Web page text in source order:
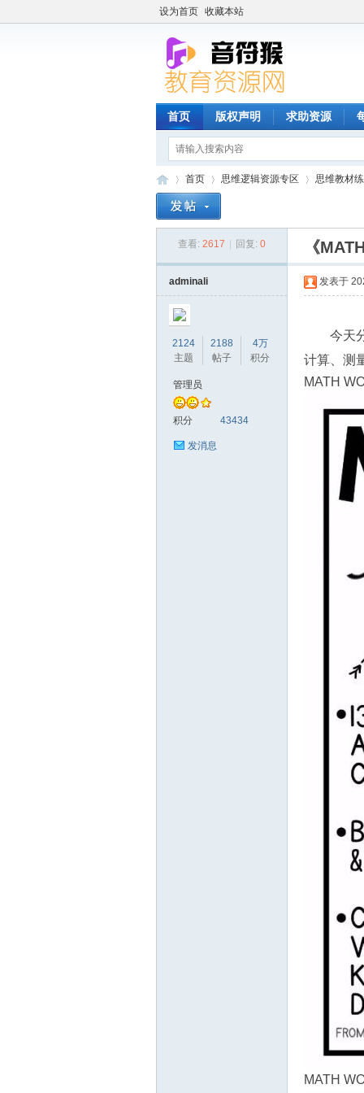
设为首页 收藏本站
首页 版权声明 求助资源
首页
›
思维逻辑资源专区 思维教材
查看: 2617 回复: 0 《
adminali
2124
主题
2188
帖子
4万
积分
管理员
积分 43434
发消息
发表于
今天
计算、测
MATH
MATH